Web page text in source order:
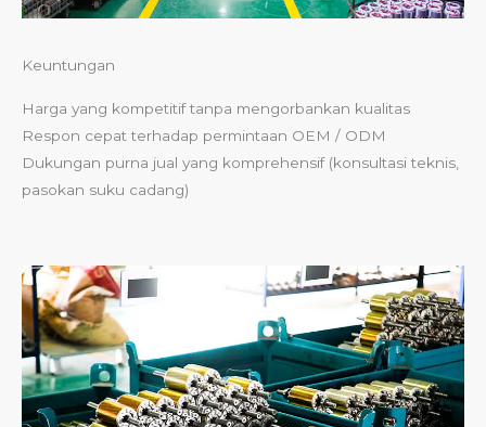
Keuntungan
Harga yang kompetitif tanpa mengorbankan kualitas
Respon cepat terhadap permintaan OEM / ODM
Dukungan purna jual yang komprehensif (konsultasi teknis,
pasokan suku cadang)